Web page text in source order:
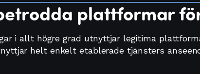
plattformar
i allt högre grad utnyttjar legitima
helt enkelt etablerade tjänsters